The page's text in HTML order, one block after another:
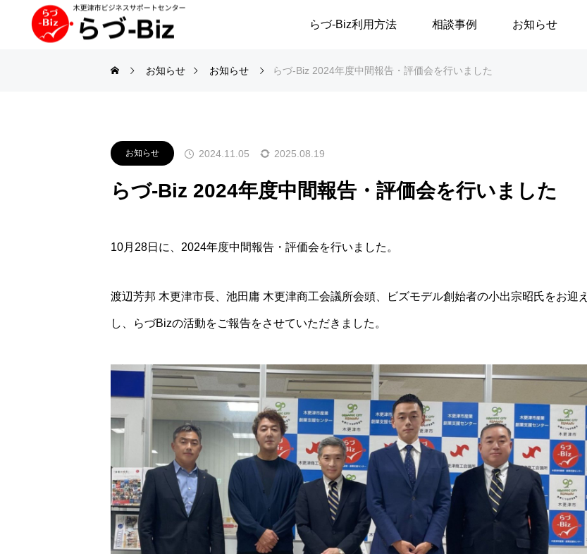
らづ-Biz利用方法 相談事例 お知らせ
お知らせ お知らせ らづ-Biz 2024年度中間報告・評価会を行いました
お知らせ 2024.11.05 2025.08.19
らづ-Biz 2024年度中間報告・評価会を行いました
10月28日に、2024年度中間報告・評価会を行いました。
渡辺芳邦 木更津市長、池田庸 木更津商工会議所会頭、ビズモデル創始者の小出宗昭氏をお迎え
し、らづBizの活動をご報告をさせていただきました。